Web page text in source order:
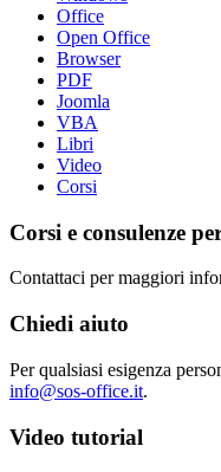
Office
Open Office
Browser
PDF
Joomla
VBA
Libri
Video
Corsi
Corsi e consulenze
Contattaci per maggiori
Chiedi aiuto
Per qualsiasi esigenza
info@sos-office.it.
Video tutorial